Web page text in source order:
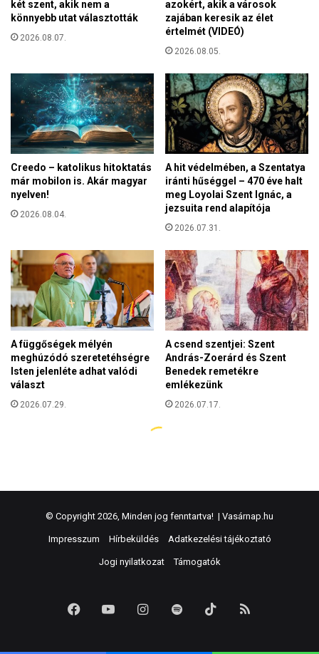
© Copyright 2026, Minden jog fenntartva! | Vasárnap.hu
Impresszum Hírbeküldés Adatkezelési tájékoztató
Jogi nyilatkozat Támogatók
FacebookYouTubeInstagram
Spotify TikTok